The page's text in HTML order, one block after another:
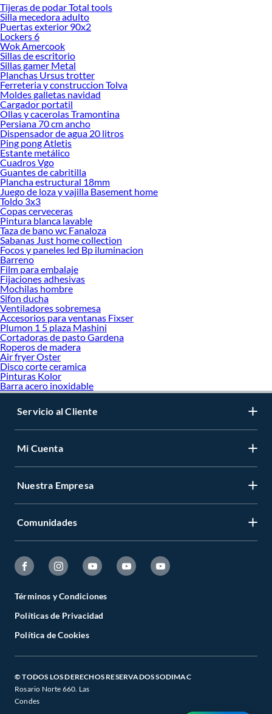
Desde remodelaciones hasta proyectos de decoración, estamos aquí para hacer
tus ideas realidad. ¡Visítanos y encuentra todo lo que tenemos para ofrecerte en
Insecticidas!
Explora la variedad de productos de Insecticidas en Sodimac
Herramientas, materiales y accesorios de calidad para tus proyectos y
renovación de espacios. ¡Visítanos y descubre todo lo que tenemos para
ofrecerte!
Encuentra una amplia variedad de productos de Insecticidas en Sodimac.
Encuentra todo lo necesario para tus proyectos de renovación y decoración.
¡Visítanos y haz tus ideas realidad!
Tijeras de podar Total tools
Silla mecedora adulto
Puertas exterior 90x2
Lockers 6
Wok Amercook
Sillas de escritorio
Sillas gamer Metal
Planchas Ursus trotter
Ferreteria y construccion Tolva
Moldes galletas navidad
Cargador portatil
Ollas y cacerolas Tramontina
Persiana 70 cm ancho
Dispensador de agua 20 litros
Ping pong Atletis
Estante metálico
Cuadros Vgo
Guantes de cabritilla
Plancha estructural 18mm
Juego de loza y vajilla Basement home
Toldo 3x3
Copas cerveceras
Pintura blanca lavable
Taza de bano wc Fanaloza
Sabanas Just home collection
Focos y paneles led Bp iluminacion
Barreno
Film para embalaje
Fijaciones adhesivas
Mochilas hombre
Sifon ducha
Ventiladores sobremesa
Accesorios para ventanas Fixser
Plumon 1 5 plaza Mashini
Cortadoras de pasto Gardena
Roperos de madera
Air fryer Oster
Disco corte ceramica
Pinturas Kolor
Barra acero inoxidable
Servicio al Cliente
Mi Cuenta
Nuestra Empresa
Comunidades
Términos y Condiciones
Políticas de Privacidad
Política de Cookies
© TODOS LOS DERECHOS RESERVADOS SODIMAC
Rosario Norte 660. Las
Condes